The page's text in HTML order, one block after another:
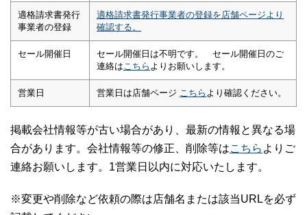
適格請求書発行
事業者の登録
適格請求書発行事業者の登録を店舗ページより
確認する。
セール開催日
セール開催日は不明です。 セール開催日のご
連絡は こちら よりお願いします。
営業日 営業日は店舗ページ こちら より確認ください。
掲載会社情報等が古い場合があり、最新の情報と異なる場
合があります。会社情報等の修正、削除等はこちら よりご
連絡お願いします。1営業日以内に対応いたします。
※変更や削除など依頼の際は店舗名または該当URLを必ず